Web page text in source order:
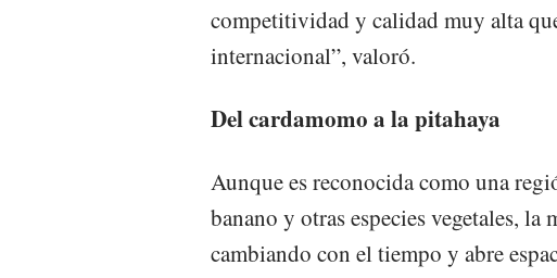
competitividad y calidad muy alta
internacional”, valoró.
Del cardamomo a la pitahaya
Aunque es reconocida como una
banano y otras especies vegetales,
cambiando con el tiempo y abre